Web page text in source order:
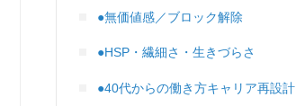
●無価値感／ブロック解除
●HSP・繊細さ・生きづらさ
●40代からの働き方キャリア再設計